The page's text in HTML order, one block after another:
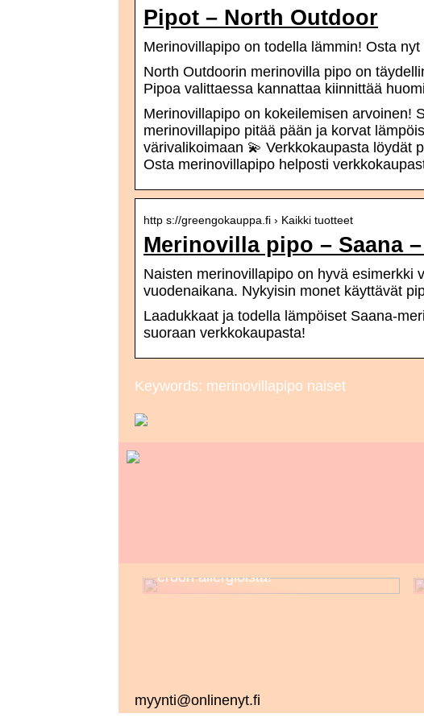
Pipot – North Outdoor
Merinovillapipo on todella lämmin! Osta
North Outdoorin merinovilla pipo on
Pipoa valittaessa kannattaa kiinnittää
Merinovillapipo on kokeilemisen arvoinen!
merinovillapipo pitää pään ja korvat
värivalikoimaan 💫 Verkkokaupasta löydät
Osta merinovillapipo helposti
http s://greengokauppa.fi › Kaikki tuotteet
Merinovilla pipo – Saana
Naisten merinovillapipo on hyvä esimerkki
vuodenaikana. Nykyisin monet käyttävät
Laadukkaat ja todella lämpöiset Saana-
suoraan verkkokaupasta!
Keywords: merinovillapipo naiset
eroon allergioista!
myynti@onlinenyt.fi